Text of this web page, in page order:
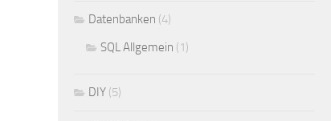
Datenbanken (4)
SQL Allgemein (1)
DIY (5)